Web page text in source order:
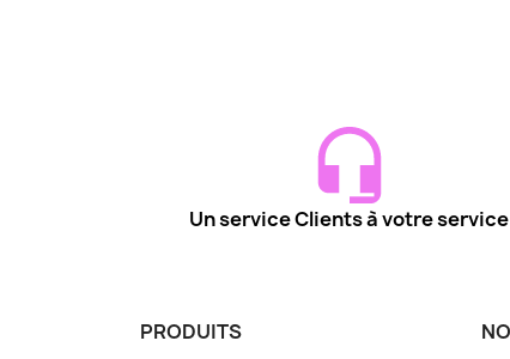
Un service Clients à votre service
PRODUITS